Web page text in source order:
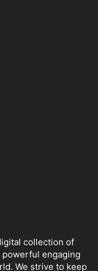
collection of
engaging
We strive to keep